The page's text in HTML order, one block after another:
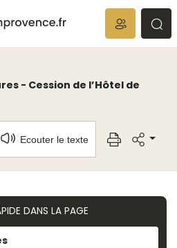
- Cession de l’Hôtel de
Ecouter le texte
DANS LA PAGE